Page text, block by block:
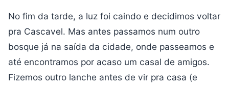
No fim da tarde, a luz foi caindo e decidimos voltar
pra Cascavel. Mas antes passamos num outro
bosque já na saída da cidade, onde passeamos e
até encontramos por acaso um casal de amigos.
Fizemos outro lanche antes de vir pra casa (e